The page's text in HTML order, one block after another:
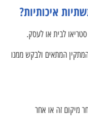
איכותיות?
לבית או לעסק.
המתאים ולבקש ממנו
מיקום זה או אחר